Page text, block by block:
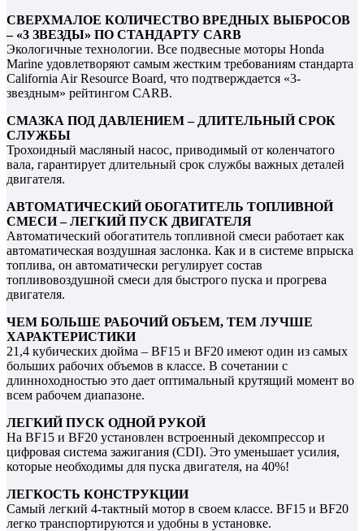
СВЕРХМАЛОЕ КОЛИЧЕСТВО ВРЕДНЫХ ВЫБРОСОВ
– «3 ЗВЕЗДЫ» ПО СТАНДАРТУ CARB
Экологичные технологии. Все подвесные моторы Honda
Marine удовлетворяют самым жестким требованиям стандарта
California Air Resource Board, что подтверждается «3-
звездным» рейтингом CARB.
СМАЗКА ПОД ДАВЛЕНИЕМ – ДЛИТЕЛЬНЫЙ СРОК
СЛУЖБЫ
Трохоидный масляный насос, приводимый от коленчатого
вала, гарантирует длительный срок службы важных деталей
двигателя.
АВТОМАТИЧЕСКИЙ ОБОГАТИТЕЛЬ ТОПЛИВНОЙ
СМЕСИ – ЛЕГКИЙ ПУСК ДВИГАТЕЛЯ
Автоматический обогатитель топливной смеси работает как
автоматическая воздушная заслонка. Как и в системе впрыска
топлива, он автоматически регулирует состав
топливовоздушной смеси для быстрого пуска и прогрева
двигателя.
ЧЕМ БОЛЬШЕ РАБОЧИЙ ОБЪЕМ, ТЕМ ЛУЧШЕ
ХАРАКТЕРИСТИКИ
21,4 кубических дюйма – BF15 и BF20 имеют один из самых
больших рабочих объемов в классе. В сочетании с
длинноходностью это дает оптимальный крутящий момент во
всем рабочем диапазоне.
ЛЕГКИЙ ПУСК ОДНОЙ РУКОЙ
На BF15 и BF20 установлен встроенный декомпрессор и
цифровая система зажигания (CDI). Это уменьшает усилия,
которые необходимы для пуска двигателя, на 40%!
ЛЕГКОСТЬ КОНСТРУКЦИИ
Самый легкий 4-тактный мотор в своем классе. BF15 и BF20
легко транспортируются и удобны в установке.